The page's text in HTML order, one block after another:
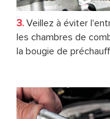
3.Veillez à éviter
les chambres de
la bougie de